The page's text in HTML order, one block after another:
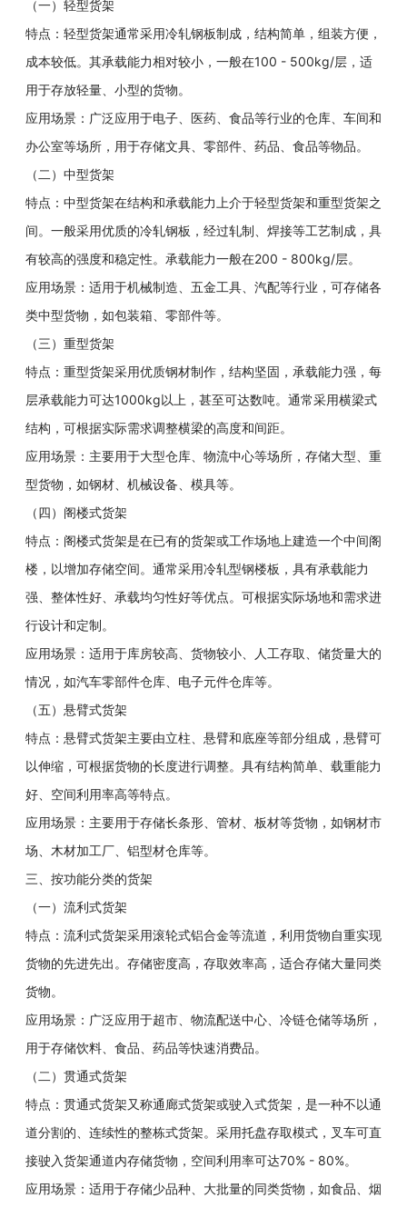
（一）轻型货架
特点：轻型货架通常采用冷轧钢板制成，结构简单，组装方便，
成本较低。其承载能力相对较小，一般在100 - 500kg/层，适
用于存放轻量、小型的货物。
应用场景：广泛应用于电子、医药、食品等行业的仓库、车间和
办公室等场所，用于存储文具、零部件、药品、食品等物品。
（二）中型货架
特点：中型货架在结构和承载能力上介于轻型货架和重型货架之
间。一般采用优质的冷轧钢板，经过轧制、焊接等工艺制成，具
有较高的强度和稳定性。承载能力一般在200 - 800kg/层。
应用场景：适用于机械制造、五金工具、汽配等行业，可存储各
类中型货物，如包装箱、零部件等。
（三）重型货架
特点：重型货架采用优质钢材制作，结构坚固，承载能力强，每
层承载能力可达1000kg以上，甚至可达数吨。通常采用横梁式
结构，可根据实际需求调整横梁的高度和间距。
应用场景：主要用于大型仓库、物流中心等场所，存储大型、重
型货物，如钢材、机械设备、模具等。
（四）阁楼式货架
特点：阁楼式货架是在已有的货架或工作场地上建造一个中间阁
楼，以增加存储空间。通常采用冷轧型钢楼板，具有承载能力
强、整体性好、承载均匀性好等优点。可根据实际场地和需求进
行设计和定制。
应用场景：适用于库房较高、货物较小、人工存取、储货量大的
情况，如汽车零部件仓库、电子元件仓库等。
（五）悬臂式货架
特点：悬臂式货架主要由立柱、悬臂和底座等部分组成，悬臂可
以伸缩，可根据货物的长度进行调整。具有结构简单、载重能力
好、空间利用率高等特点。
应用场景：主要用于存储长条形、管材、板材等货物，如钢材市
场、木材加工厂、铝型材仓库等。
三、按功能分类的货架
（一）流利式货架
特点：流利式货架采用滚轮式铝合金等流道，利用货物自重实现
货物的先进先出。存储密度高，存取效率高，适合存储大量同类
货物。
应用场景：广泛应用于超市、物流配送中心、冷链仓储等场所，
用于存储饮料、食品、药品等快速消费品。
（二）贯通式货架
特点：贯通式货架又称通廊式货架或驶入式货架，是一种不以通
道分割的、连续性的整栋式货架。采用托盘存取模式，叉车可直
接驶入货架通道内存储货物，空间利用率可达70% - 80%。
应用场景：适用于存储少品种、大批量的同类货物，如食品、烟